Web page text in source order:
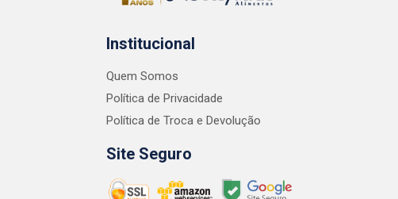
Institucional
Quem Somos
Política de Privacidade
Política de Troca e Devolução
Site Seguro